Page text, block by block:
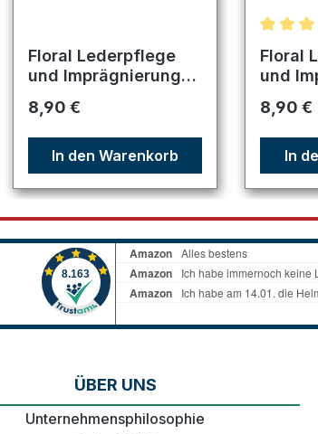
Floral Lederpflege
und Imprägnierung
Regulärer Preis:
8,90 €
In den Warenkorb
Floral
und
8,90 €
In
ÜBER UNS
Unternehmensphilosophie